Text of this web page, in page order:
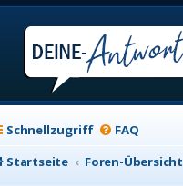
Schnellzugriff FAQ
Startseite
Foren-Übersicht